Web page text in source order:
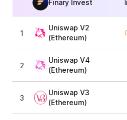
Finary Invest
1
Uniswap V2
(Ethereum)
2
Uniswap V4
(Ethereum)
3
Uniswap V3
(Ethereum)